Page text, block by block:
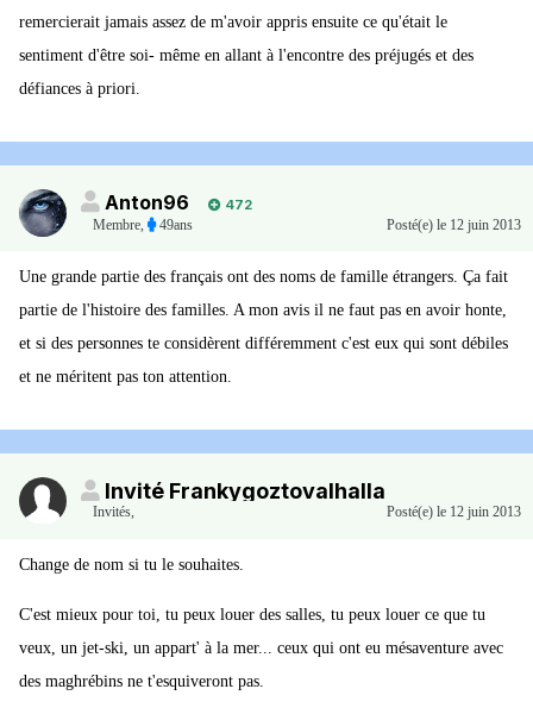
remercierait jamais assez de m'avoir appris ensuite ce qu'était le
sentiment d'être soi- même en allant à l'encontre des préjugés et des
défiances à priori.
Anton96
472
Membre, 49ans Posté(e) le 12 juin 2013
Une grande partie des français ont des noms de famille étrangers. Ça fait
partie de l'histoire des familles. A mon avis il ne faut pas en avoir honte,
et si des personnes te considèrent différemment c'est eux qui sont débiles
et ne méritent pas ton attention.
Invité Frankygoztovalhalla
Invités, Posté(e) le 12 juin 2013
Change de nom si tu le souhaites.
C'est mieux pour toi, tu peux louer des salles, tu peux louer ce que tu
veux, un jet-ski, un appart' à la mer... ceux qui ont eu mésaventure avec
des maghrébins ne t'esquiveront pas.